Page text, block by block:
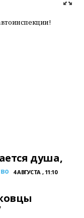
душа,
4 АВГУСТА , 11:10